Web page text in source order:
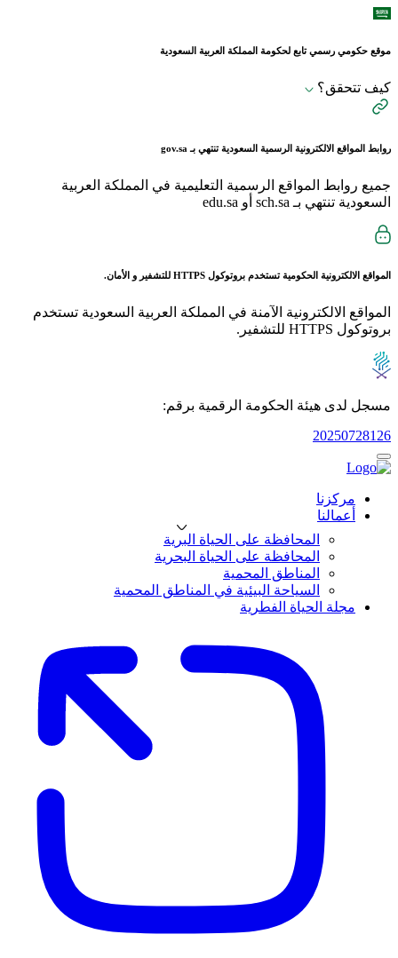
موقع حكومي رسمي تابع لحكومة المملكة العربية السعودية
كيف تتحقق؟
روابط المواقع الالكترونية الرسمية السعودية تنتهي بـ gov.sa
جميع روابط المواقع الرسمية التعليمية في المملكة العربية
السعودية تنتهي بـ sch.sa أو edu.sa
المواقع الالكترونية الحكومية تستخدم بروتوكول HTTPS للتشفير و الأمان.
المواقع الالكترونية الآمنة في المملكة العربية السعودية تستخدم
بروتوكول HTTPS للتشفير.
مسجل لدى هيئة الحكومة الرقمية برقم:
20250728126
مركزنا
أعمالنا
المحافظة على الحياة البرية
المحافظة على الحياة البحرية
المناطق المحمية
السياحة البيئية في المناطق المحمية
مجلة الحياة الفطرية